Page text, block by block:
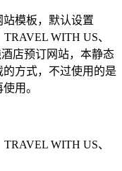
模板，默认设置
WITH US、
店预订网站，本静态
方式，不过使用的是
用。
WITH US、